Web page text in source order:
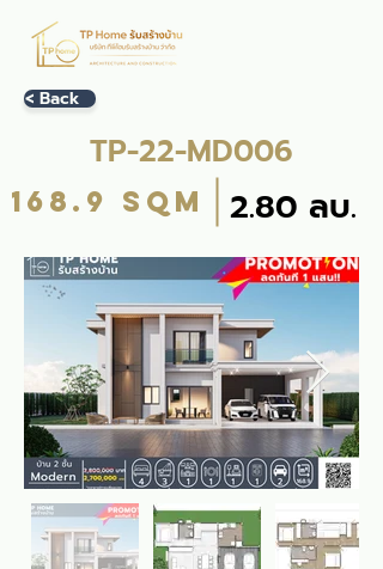
< Back
TP-22-MD006
168.9 sqm 2.80 ลบ.